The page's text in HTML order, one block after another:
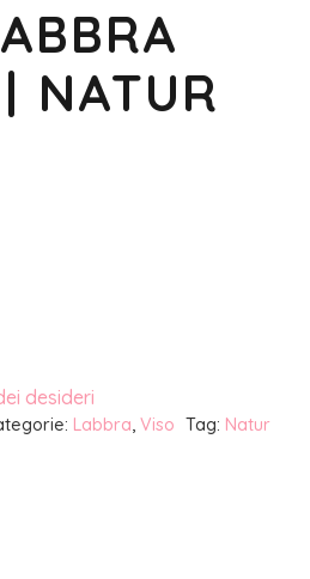
NATUR
desideri
Labbra Viso Tag: Natur